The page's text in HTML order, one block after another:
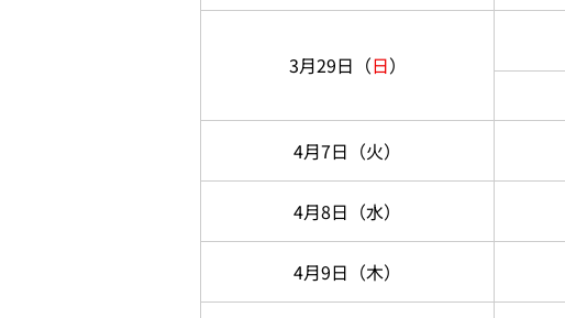
3月29日 （日）
4月7日 （火）
4月8日 （水）
4月9日 （木）